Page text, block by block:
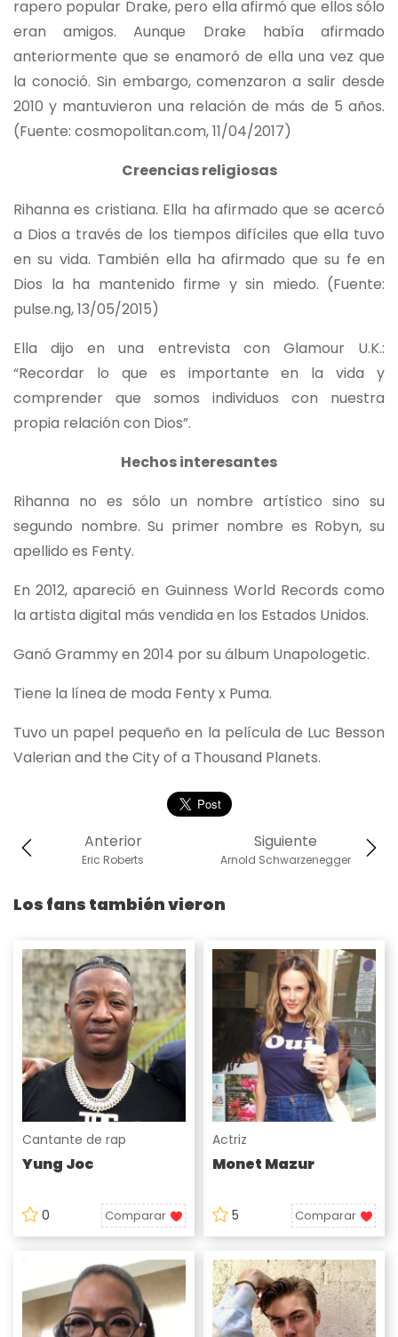
rapero popular Drake, pero ella afirmó que ellos sólo
eran amigos. Aunque Drake había afirmado
anteriormente que se enamoró de ella una vez que
la conoció. Sin embargo, comenzaron a salir desde
2010 y mantuvieron una relación de más de 5 años.
(Fuente: cosmopolitan.com, 11/04/2017)
Creencias religiosas
Rihanna es cristiana. Ella ha afirmado que se acercó
a Dios a través de los tiempos difíciles que ella tuvo
en su vida. También ella ha afirmado que su fe en
Dios la ha mantenido firme y sin miedo. (Fuente:
pulse.ng, 13/05/2015)
Ella dijo en una entrevista con Glamour U.K.:
“Recordar lo que es importante en la vida y
comprender que somos individuos con nuestra
propia relación con Dios”.
Hechos interesantes
Rihanna no es sólo un nombre artístico sino su
segundo nombre. Su primer nombre es Robyn, su
apellido es Fenty.
En 2012, apareció en Guinness World Records como
la artista digital más vendida en los Estados Unidos.
Ganó Grammy en 2014 por su álbum Unapologetic.
Tiene la línea de moda Fenty x Puma.
Tuvo un papel pequeño en la película de Luc Besson
Valerian and the City of a Thousand Planets.
Siguiente
Arnold Schwarzenegger
Anterior
Eric Roberts
Los fans también vieron
Cantante de rap
Yung Joc
0 Comparar
Actriz
Monet Mazur
5 Comparar